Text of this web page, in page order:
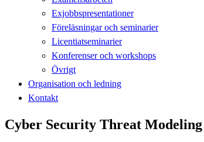
Exjobbspresentationer
Föreläsningar och seminarier
Licentiatseminarier
Konferenser och workshops
Övrigt
Organisation och ledning
Kontakt
Cyber Security Threat